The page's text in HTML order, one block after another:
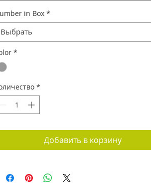
in Box *
Выбрать
*
*
Добавить в корзину